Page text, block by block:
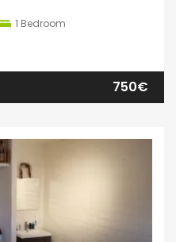
1 Bedroom
750€